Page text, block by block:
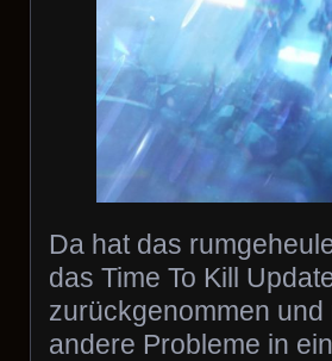
Da hat das
das Time To Kill
zurückgenommen
andere Probleme in